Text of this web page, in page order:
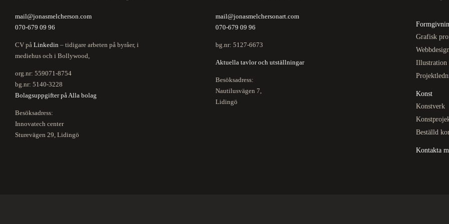
mail@jonasmelcherson.com
070-679 09 96
CV på Linkedin – tidigare arbeten på byråer, i
mediehus och i Bollywood,
org.nr: 559071-8754
bg.nr: 5140-3228
Bolagsuppgifter på Alla bolag
Besöksadress:
Innovatech center
Sturevägen 29, Lidingö
mail@jonasmelchersonart.com
070-679 09 96
bg.nr: 5127-6673
Aktuella tavlor och utställningar
Besöksadress:
Nautilusvägen 7,
Lidingö
Grafisk
Illustration
Konst
Konstverk
Beställd
Kontakta